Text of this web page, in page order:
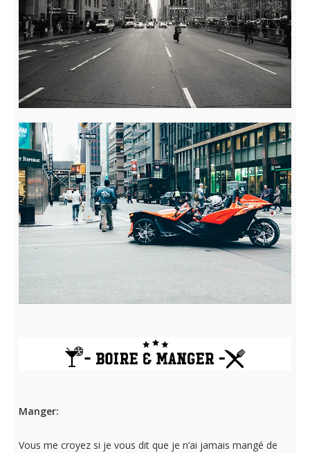
Manger:
Vous me croyez si je vous dit que je n’ai jamais mangé de